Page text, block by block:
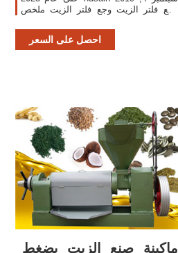
وجع فلتر الزيت وجع فلتر الزيت ملخص
احصل على السعر
ماكينة صنع الزيت بضغط